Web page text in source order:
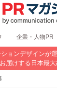
企業・人物PR
ョンデザインが
届けする日本最大